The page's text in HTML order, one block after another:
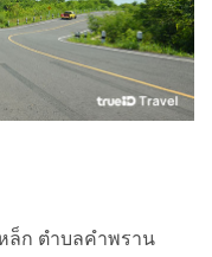
ล็ก ตำบลคำพราน